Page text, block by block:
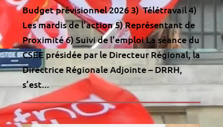
Budget prévisionnel 2026 3) Télétravail 4)
Les mardis de l’action 5) Représentant de
Proximité 6) Suivi de l’emploi La séance du
CSEE présidée par le Directeur Régional, la
Directrice Régionale Adjointe – DRRH,
s’est...